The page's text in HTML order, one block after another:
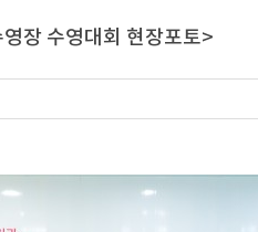
장 수영대회 현장포토>